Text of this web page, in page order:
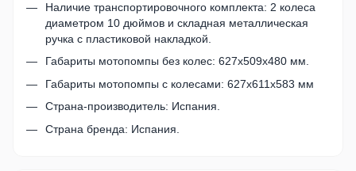
Наличие транспортировочного комплекта: 2 колеса
диаметром 10 дюймов и складная металлическая
ручка с пластиковой накладкой.
Габариты мотопомпы без колес: 627х509х480 мм.
Габариты мотопомпы с колесами: 627х611х583 мм
Страна-производитель: Испания.
Страна бренда: Испания.